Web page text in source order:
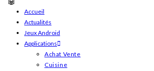
Skip
content
Accueil
Actualités
Jeux Android
Applications
Achat Vente
Cuisine